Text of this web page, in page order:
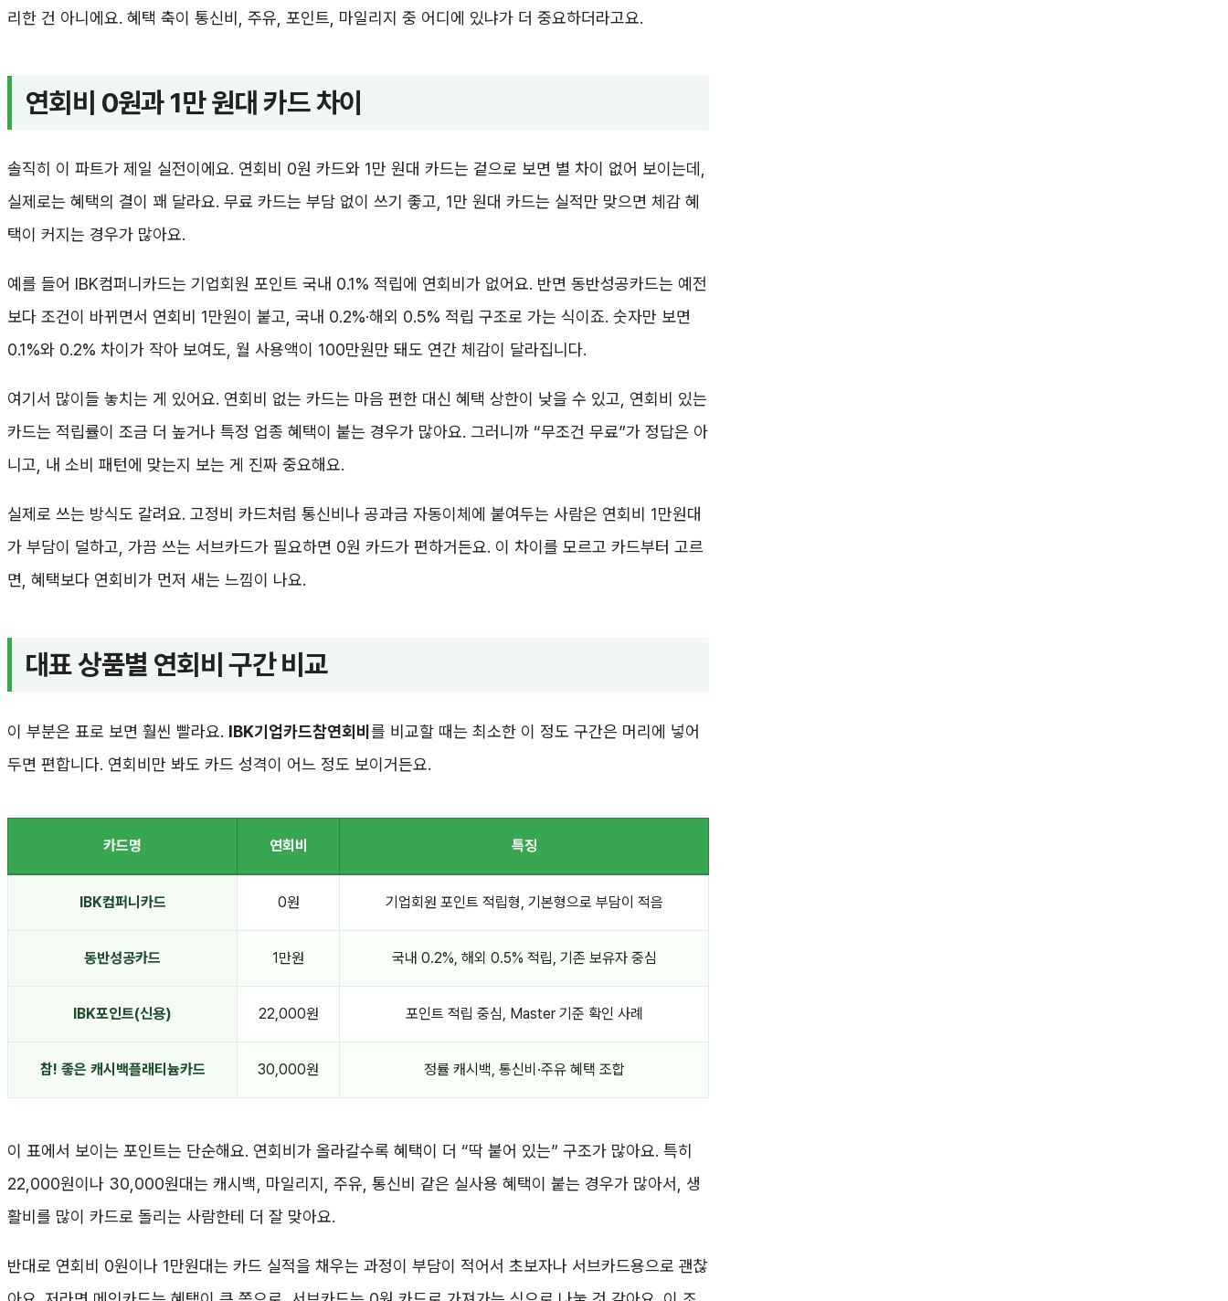
리한 건 아니에요. 혜택 축이 통신비, 주유, 포인트, 마일리지 중 어디에 있냐가 더 중요하더라고요.
연회비 0원과 1만 원대 카드 차이
솔직히 이 파트가 제일 실전이에요. 연회비 0원 카드와 1만 원대 카드는 겉으로 보면 별 차이 없어 보이는데,
실제로는 혜택의 결이 꽤 달라요. 무료 카드는 부담 없이 쓰기 좋고, 1만 원대 카드는 실적만 맞으면 체감 혜
택이 커지는 경우가 많아요.
예를 들어 IBK컴퍼니카드는 기업회원 포인트 국내 0.1% 적립에 연회비가 없어요. 반면 동반성공카드는 예전
보다 조건이 바뀌면서 연회비 1만원이 붙고, 국내 0.2%·해외 0.5% 적립 구조로 가는 식이죠. 숫자만 보면
0.1%와 0.2% 차이가 작아 보여도, 월 사용액이 100만원만 돼도 연간 체감이 달라집니다.
여기서 많이들 놓치는 게 있어요. 연회비 없는 카드는 마음 편한 대신 혜택 상한이 낮을 수 있고, 연회비 있는
카드는 적립률이 조금 더 높거나 특정 업종 혜택이 붙는 경우가 많아요. 그러니까 “무조건 무료”가 정답은 아
니고, 내 소비 패턴에 맞는지 보는 게 진짜 중요해요.
실제로 쓰는 방식도 갈려요. 고정비 카드처럼 통신비나 공과금 자동이체에 붙여두는 사람은 연회비 1만원대
가 부담이 덜하고, 가끔 쓰는 서브카드가 필요하면 0원 카드가 편하거든요. 이 차이를 모르고 카드부터 고르
면, 혜택보다 연회비가 먼저 새는 느낌이 나요.
대표 상품별 연회비 구간 비교
이 부분은 표로 보면 훨씬 빨라요. IBK기업카드참연회비를 비교할 때는 최소한 이 정도 구간은 머리에 넣어
두면 편합니다. 연회비만 봐도 카드 성격이 어느 정도 보이거든요.
카드명 연회비 특징
IBK컴퍼니카드 0원 기업회원 포인트 적립형, 기본형으로 부담이 적음
동반성공카드 1만원 국내 0.2%, 해외 0.5% 적립, 기존 보유자 중심
IBK포인트(신용) 22,000원 포인트 적립 중심, Master 기준 확인 사례
참! 좋은 캐시백플래티늄카드 30,000원 정률 캐시백, 통신비·주유 혜택 조합
이 표에서 보이는 포인트는 단순해요. 연회비가 올라갈수록 혜택이 더 “딱 붙어 있는” 구조가 많아요. 특히
22,000원이나 30,000원대는 캐시백, 마일리지, 주유, 통신비 같은 실사용 혜택이 붙는 경우가 많아서, 생
활비를 많이 카드로 돌리는 사람한테 더 잘 맞아요.
반대로 연회비 0원이나 1만원대는 카드 실적을 채우는 과정이 부담이 적어서 초보자나 서브카드용으로 괜찮